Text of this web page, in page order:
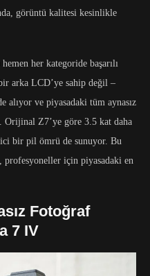
görüntü kalitesi kesinlikle
her kategoride başarılı
arka LCD’ye sahip değil –
alıyor ve piyasadaki tüm aynasız
Orijinal Z7’ye göre 3.5 kat daha
bir pil ömrü de sunuyor. Bu
için piyasadaki en
Fotoğraf
7 IV